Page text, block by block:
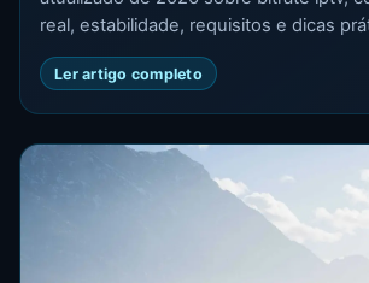
real, estabilidade, requisitos e dicas
Ler artigo completo